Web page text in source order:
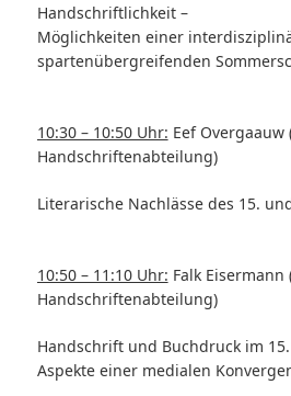
Handschriftlichkeit –
Möglichkeiten einer
spartenübergreifenden
10:30 – 10:50 Uhr: Eef Overgaauw
Handschriftenabteilung)
Literarische Nachlässe des 15.
10:50 – 11:10 Uhr: Falk Eisermann
Handschriftenabteilung)
Handschrift und Buchdruck im
Aspekte einer medialen